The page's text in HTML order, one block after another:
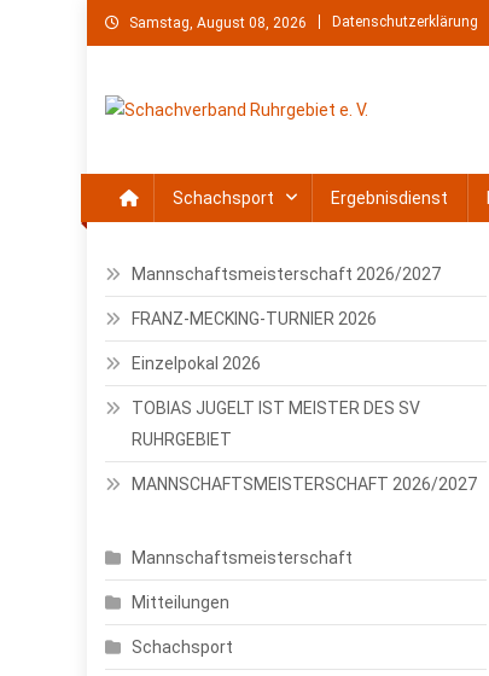
Skip
to
Samstag, August 08, 2026 Datenschutzerklärung
Schachsport Ergebnisdienst
Mannschaftsmeisterschaft 2026/2027
FRANZ-MECKING-TURNIER 2026
Einzelpokal 2026
TOBIAS JUGELT IST MEISTER DES SV
RUHRGEBIET
MANNSCHAFTSMEISTERSCHAFT 2026/2027
Mannschaftsmeisterschaft
Mitteilungen
Schachsport